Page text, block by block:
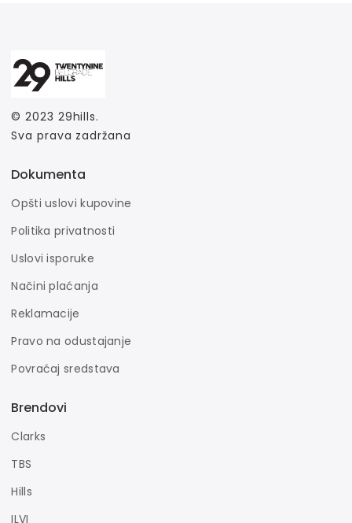
© 2023 29hills.
Sva prava zadržana
Dokumenta
Opšti uslovi kupovine
Politika privatnosti
Uslovi isporuke
Načini plaćanja
Reklamacije
Pravo na odustajanje
Povraćaj sredstava
Brendovi
Clarks
TBS
Hills
ILVI